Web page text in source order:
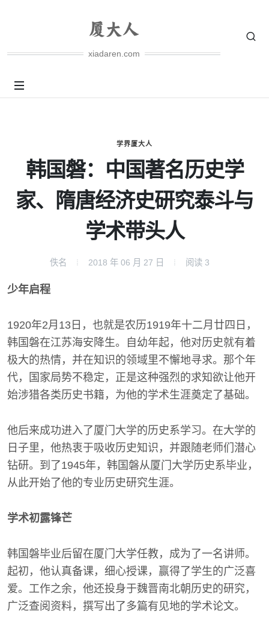
xiadaren.com
学界厦大人
韩国磐：中国著名历史学
家、隋唐经济史研究泰斗与
学术带头人
佚名 2018 年 06 月 27 日 阅读 3
少年启程
1920年2月13日，也就是农历1919年十二月廿四日，
韩国磐在江苏海安降生。自幼年起，他对历史就有着
极大的热情，并在知识的领域里不懈地寻求。那个年
代，国家局势不稳定，正是这种强烈的求知欲让他开
始涉猎各类历史书籍，为他的学术生涯奠定了基础。
他后来成功进入了厦门大学的历史系学习。在大学的
日子里，他热衷于吸收历史知识，并跟随老师们潜心
钻研。到了1945年，韩国磐从厦门大学历史系毕业，
从此开始了他的专业历史研究生涯。
学术初露锋芒
韩国磐毕业后留在厦门大学任教，成为了一名讲师。
起初，他认真备课，细心授课，赢得了学生的广泛喜
爱。工作之余，他还投身于魏晋南北朝历史的研究，
广泛查阅资料，撰写出了多篇有见地的学术论文。